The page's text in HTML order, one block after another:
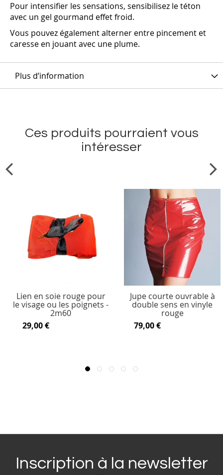
Pour intensifier les sensations, sensibilisez le téton
avec un gel gourmand effet froid.
Vous pouvez également alterner entre pincement et
caresse en jouant avec une plume.
Plus d’information
Ces produits pourraient vous
intéresser
Lien en soie rouge pour
le visage ou les poignets -
2m60
29,00 €
Jupe courte ouvrable à
double sens en vinyle
rouge
79,00 €
Inscription à la newsletter